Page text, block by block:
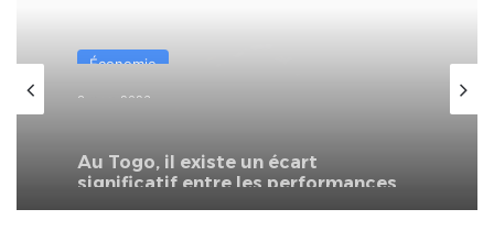
Économie
économiques reconnues et la réalité
quotidienne des foyers